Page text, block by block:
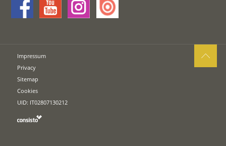
Impressum
Privacy
Sitemap
Cookies
UID: IT02807130212